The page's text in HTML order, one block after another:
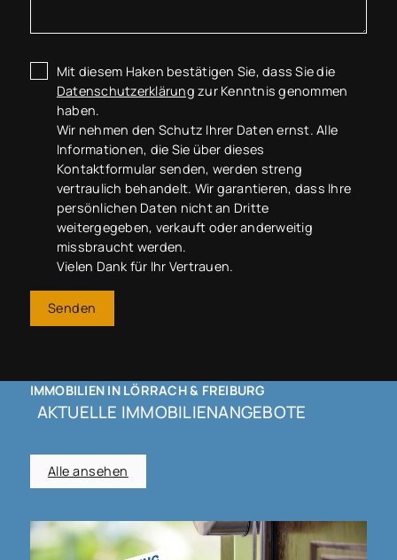
Mit diesem Haken bestätigen Sie, dass Sie die
Datenschutzerklärung zur Kenntnis genommen
haben.
Wir nehmen den Schutz Ihrer Daten ernst. Alle
Informationen, die Sie über dieses
Kontaktformular senden, werden streng
vertraulich behandelt. Wir garantieren, dass Ihre
persönlichen Daten nicht an Dritte
weitergegeben, verkauft oder anderweitig
missbraucht werden.
Vielen Dank für Ihr Vertrauen.
Senden
IMMOBILIEN IN LÖRRACH & FREIBURG
AKTUELLE IMMOBILIENANGEBOTE
Alle ansehen